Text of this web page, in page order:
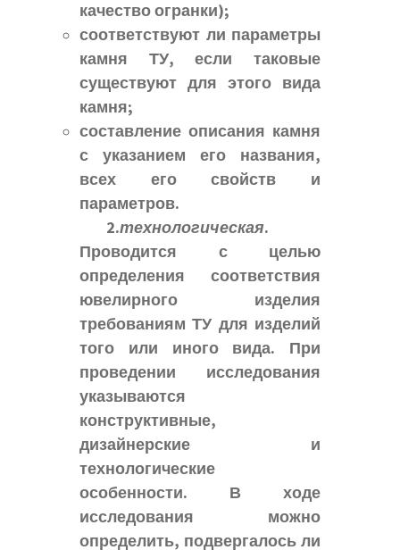
качество огранки);
соответствуют ли параметры
камня ТУ, если таковые
существуют для этого вида
камня;
составление описания камня
с указанием его названия,
всех его свойств и
параметров.
2.технологическая.
Проводится с целью
определения соответствия
ювелирного изделия
требованиям ТУ для изделий
того или иного вида. При
проведении исследования
указываются
конструктивные,
дизайнерские и
технологические
особенности. В ходе
исследования можно
определить, подвергалось ли